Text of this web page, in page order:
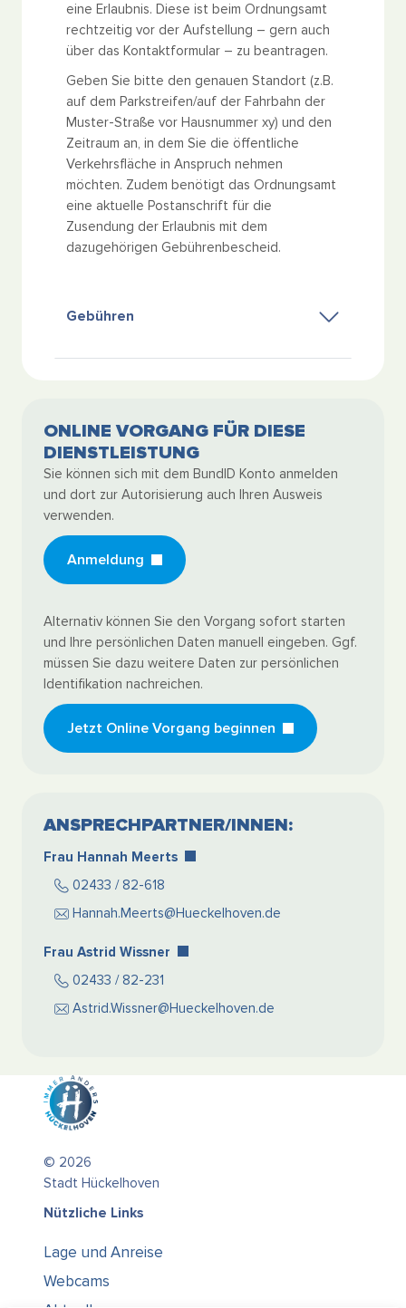
eine Erlaubnis. Diese ist beim Ordnungsamt
rechtzeitig vor der Aufstellung – gern auch
über das Kontaktformular – zu beantragen.
Geben Sie bitte den genauen Standort (z.B.
auf dem Parkstreifen/auf der Fahrbahn der
Muster-Straße vor Hausnummer xy) und den
Zeitraum an, in dem Sie die öffentliche
Verkehrsfläche in Anspruch nehmen
möchten. Zudem benötigt das Ordnungsamt
eine aktuelle Postanschrift für die
Zusendung der Erlaubnis mit dem
dazugehörigen Gebührenbescheid.
Gebühren
ONLINE VORGANG FÜR DIESE
DIENSTLEISTUNG
Sie können sich mit dem BundID Konto anmelden
und dort zur Autorisierung auch Ihren Ausweis
verwenden.
Anmeldung
Alternativ können Sie den Vorgang sofort starten
und Ihre persönlichen Daten manuell eingeben. Ggf.
müssen Sie dazu weitere Daten zur persönlichen
Identifikation nachreichen.
Jetzt Online Vorgang beginnen
ANSPRECHPARTNER/INNEN:
Frau Hannah Meerts
02433 / 82-618
Hannah.Meerts@Hueckelhoven.de
Frau Astrid Wissner
02433 / 82-231
Astrid.Wissner@Hueckelhoven.de
© 2026
Stadt Hückelhoven
Nützliche Links
Lage und Anreise
Webcams